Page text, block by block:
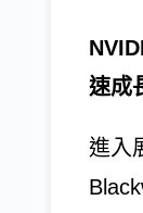
速成
進入